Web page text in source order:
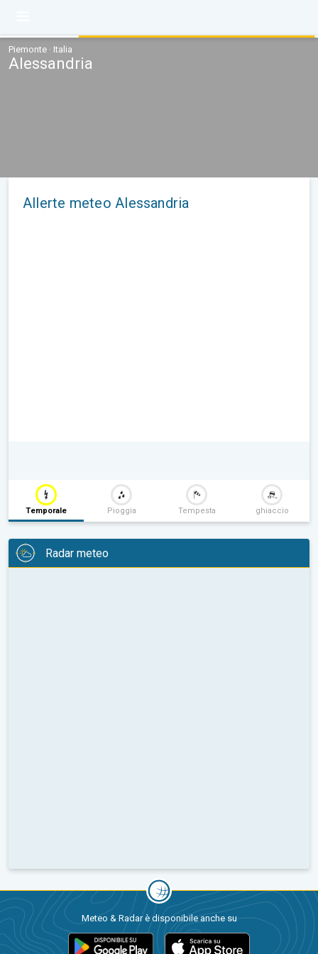
Piemonte · Italia
Alessandria
Allerte meteo Alessandria
Temporale Pioggia Tempesta ghiaccio
Radar meteo
Meteo & Radar è disponibile anche su